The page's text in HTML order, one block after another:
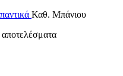
Καθ. Μπάνιου